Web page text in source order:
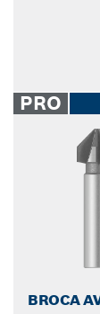
PRO
BROCA